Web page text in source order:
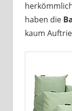
haben die
kaum